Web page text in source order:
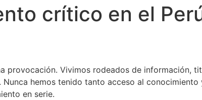
crítico en el
provocación. Vivimos rodeados de información,
hemos tenido tanto acceso al
en serie.